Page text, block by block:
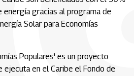
energía gracias al programa de
Solar para Economías
Populares' es un proyecto
ejecuta en el Caribe el Fondo de